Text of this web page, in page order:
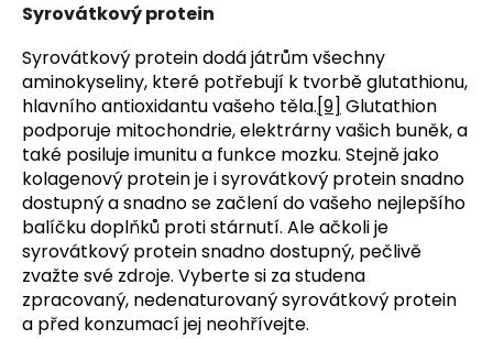
Syrovátkový protein
Syrovátkový protein dodá játrům všechny
aminokyseliny, které potřebují k tvorbě glutathionu,
hlavního antioxidantu vašeho těla.[9] Glutathion
podporuje mitochondrie, elektrárny vašich buněk, a
také posiluje imunitu a funkce mozku. Stejně jako
kolagenový protein je i syrovátkový protein snadno
dostupný a snadno se začlení do vašeho nejlepšího
balíčku doplňků proti stárnutí. Ale ačkoli je
syrovátkový protein snadno dostupný, pečlivě
zvažte své zdroje. Vyberte si za studena
zpracovaný, nedenaturovaný syrovátkový protein
a před konzumací jej neohřívejte.